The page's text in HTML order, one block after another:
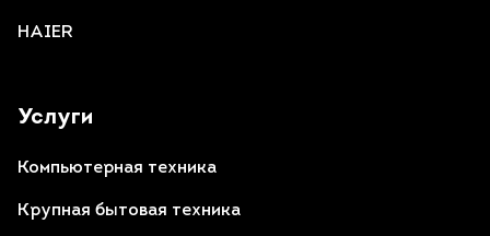
Услуги
Компьютерная техника
Крупная бытовая техника
HAIER